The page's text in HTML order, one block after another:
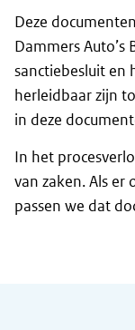
Deze
Dammers Auto’s
sanctiebesluit en
herleidbaar zijn
in deze
In het
van zaken. Als er
passen we dat